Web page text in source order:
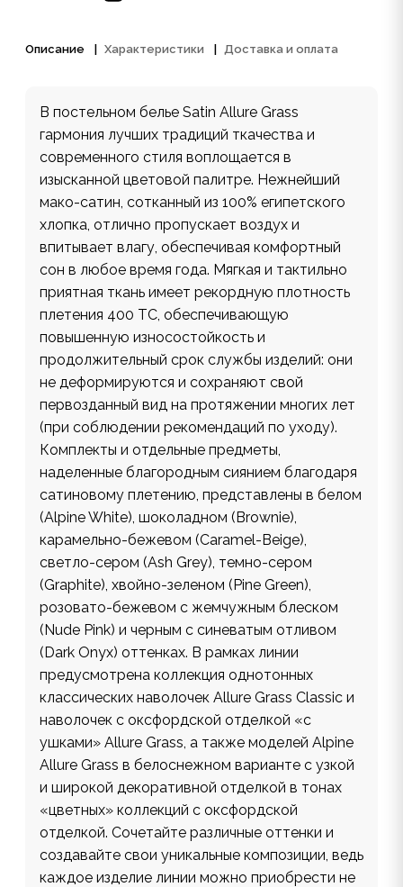
Описание Характеристики Доставка и оплата
В постельном белье Satin Allure Grass
гармония лучших традиций ткачества и
современного стиля воплощается в
изысканной цветовой палитре. Нежнейший
мако-сатин, сотканный из 100% египетского
хлопка, отлично пропускает воздух и
впитывает влагу, обеспечивая комфортный
сон в любое время года. Мягкая и тактильно
приятная ткань имеет рекордную плотность
плетения 400 ТС, обеспечивающую
повышенную износостойкость и
продолжительный срок службы изделий: они
не деформируются и сохраняют свой
первозданный вид на протяжении многих лет
(при соблюдении рекомендаций по уходу).
Комплекты и отдельные предметы,
наделенные благородным сиянием благодаря
сатиновому плетению, представлены в белом
(Alpine White), шоколадном (Brownie),
карамельно-бежевом (Caramel-Beige),
светло-сером (Ash Grey), темно-сером
(Graphite), хвойно-зеленом (Pine Green),
розовато-бежевом с жемчужным блеском
(Nude Pink) и черным c синеватым отливом
(Dark Onyx) оттенках. В рамках линии
предусмотрена коллекция однотонных
классических наволочек Allure Grass Classic и
наволочек с оксфордской отделкой «с
ушками» Allure Grass, а также моделей Alpine
Allure Grass в белоснежном варианте с узкой
и широкой декоративной отделкой в тонах
«цветных» коллекций с оксфордской
отделкой. Сочетайте различные оттенки и
создавайте свои уникальные композиции, ведь
каждое изделие линии можно приобрести не